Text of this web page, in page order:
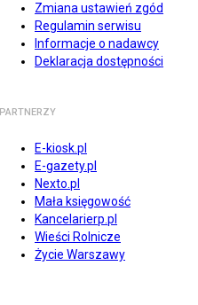
Zmiana ustawień zgód
Regulamin serwisu
Informacje o nadawcy
Deklaracja dostępności
PARTNERZY
E-kiosk.pl
E-gazety.pl
Nexto.pl
Mała księgowość
Kancelarierp.pl
Wieści Rolnicze
Życie Warszawy